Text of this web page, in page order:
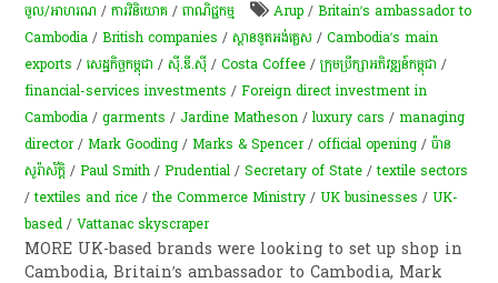
ចូល/អាហរណ /ការវិនិយោគ /ពាណិជ្ជកម្ម Arup /Britain’s ambassador to
Cambodia /British companies /ស្ថានទូតអង់គ្លេស /Cambodia’s main
exports /សេដ្ឋកិច្ចកម្ពុជា /ស៊ី.ឌី.ស៊ី /Costa Coffee /ក្រុមប្រឹក្សាអភិវឌ្ឍន៍កម្ពុជា /
financial-services investments /Foreign direct investment in
Cambodia /garments /Jardine Matheson /luxury cars /managing
director/Mark Gooding /Marks & Spencer/official opening /ប៉ាន
សូរ៉ាស័ក្តិ /Paul Smith /Prudential /Secretary of State /textile sectors
/textiles and rice /the Commerce Ministry /UK businesses /UK-
based /Vattanac skyscraper
MORE UK-based brands were looking to set up shop in
Cambodia, Britain’s ambassador to Cambodia, Mark